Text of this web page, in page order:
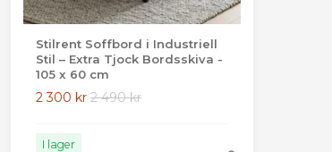
Stilrent Soffbord i Industriell
Stil – Extra Tjock Bordsskiva -
105 x 60 cm
2 300 kr 2 490 kr
I lager